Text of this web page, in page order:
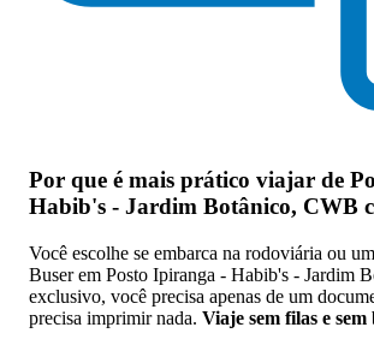
Por que é mais prático viajar de
Habib's - Jardim Botânico, CWB
Você escolhe se embarca na rodoviária ou
Buser em Posto Ipiranga - Habib's - Jardim
exclusivo, você precisa apenas de um
precisa imprimir nada. Viaje sem filas e